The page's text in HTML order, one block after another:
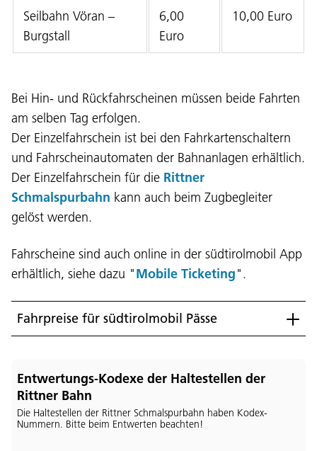
Seilbahn Vöran –
Burgstall
6,00
Euro
10,00 Euro
Bei Hin- und Rückfahrscheinen müssen beide Fahrten
am selben Tag erfolgen.
Der Einzelfahrschein ist bei den Fahrkartenschaltern
und Fahrscheinautomaten der Bahnanlagen erhältlich.
Der Einzelfahrschein für die Rittner
Schmalspurbahn kann auch beim Zugbegleiter
gelöst werden.
Fahrscheine sind auch online in der südtirolmobil App
erhältlich, siehe dazu "Mobile Ticketing".
Fahrpreise für südtirolmobil Pässe
Entwertungs-Kodexe der Haltestellen der
Rittner Bahn
Die Haltestellen der Rittner Schmalspurbahn haben Kodex-
Nummern. Bitte beim Entwerten beachten!